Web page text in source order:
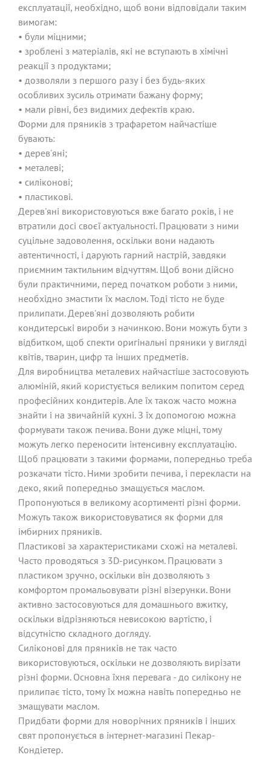
експлуатації, необхідно, щоб вони відповідали таким
вимогам:
• були міцними;
• зроблені з матеріалів, які не вступають в хімічні
реакції з продуктами;
• дозволяли з першого разу і без будь-яких
особливих зусиль отримати бажану форму;
• мали рівні, без видимих ​​дефектів краю.
Форми для пряників з трафаретом найчастіше
бувають:
• дерев'яні;
• металеві;
• силіконові;
• пластикові.
Дерев'яні використовуються вже багато років, і не
втратили досі своєї актуальності. Працювати з ними
суцільне задоволення, оскільки вони надають
автентичності, і дарують гарний настрій, завдяки
приємним тактильним відчуттям. Щоб вони дійсно
були практичними, перед початком роботи з ними,
необхідно змастити їх маслом. Тоді тісто не буде
прилипати. Дерев'яні дозволяють робити
кондитерські вироби з начинкою. Вони можуть бути з
відбитком, щоб спекти оригінальні пряники у вигляді
квітів, тварин, цифр та інших предметів.
Для виробництва металевих найчастіше застосовують
алюміній, який користується великим попитом серед
професійних кондитерів. Але їх також часто можна
знайти і на звичайній кухні. З їх допомогою можна
формувати також печива. Вони дуже міцні, тому
можуть легко переносити інтенсивну експлуатацію.
Щоб працювати з такими формами, попередньо треба
розкачати тісто. Ними зробити печива, і перекласти на
деко, який попередньо змащується маслом.
Пропонуються в великому асортименті різні форми.
Можуть також використовуватися як форми для
імбирних пряників.
Пластикові за характеристиками схожі на металеві.
Часто проводяться з 3D-рисунком. Працювати з
пластиком зручно, оскільки він дозволяють з
комфортом промальовувати різні візерунки. Вони
активно застосовуються для домашнього вжитку,
оскільки відрізняються невисокою вартістю, і
відсутністю складного догляду.
Силіконові для пряників не так часто
використовуються, оскільки не дозволяють вирізати
різні форми. Основна їхня перевага - до силікону не
прилипає тісто, тому їх можна навіть попередньо не
змащувати маслом.
Придбати форми для новорічних пряників і інших
свят пропонується в інтернет-магазині Пекар-
Кондіетер.